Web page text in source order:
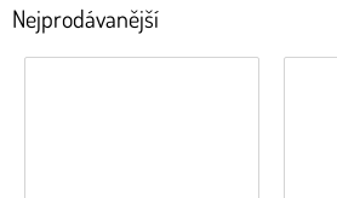
Nejprodávanější